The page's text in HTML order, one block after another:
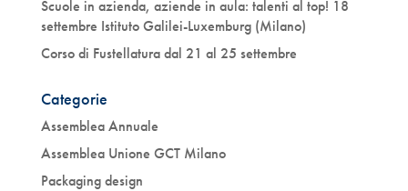
Scuole in azienda, aziende in aula: talenti al top! 18
settembre Istituto Galilei-Luxemburg (Milano)
Corso di Fustellatura dal 21 al 25 settembre
Categorie
Assemblea Annuale
Assemblea Unione GCT Milano
Packaging design